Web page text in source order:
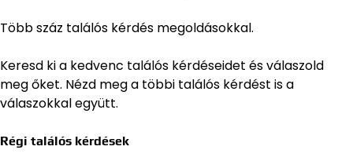
Több száz találós kérdés megoldásokkal.
Keresd ki a kedvenc találós kérdéseidet és válaszold
meg őket. Nézd meg a többi találós kérdést is a
válaszokkal együtt.
Régi találós kérdések